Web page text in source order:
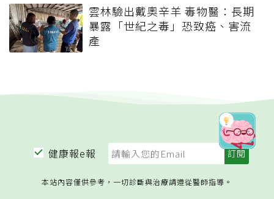
雲林驗出戴奧辛羊 毒物醫：長期
暴露「世紀之毒」恐致癌、害流
產
健康報e報
本站內容僅供參考，一切診斷與治療請遵從醫師指導。